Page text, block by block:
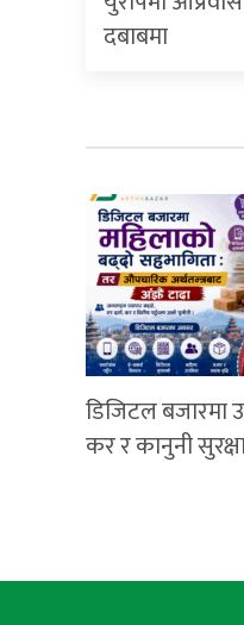
दबाबमा
डिजिटल बजारमा
कर र कानुनी